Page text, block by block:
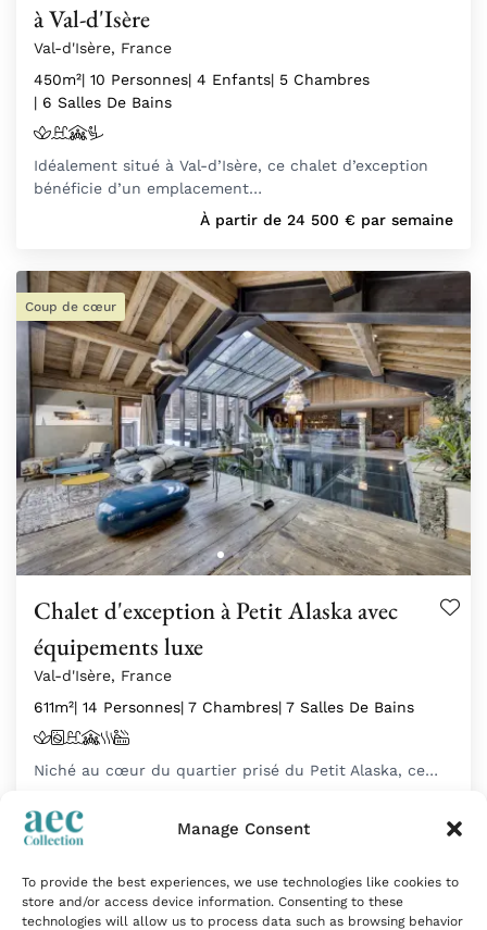
Manage Consent
To provide the best experiences, we use technologies like cookies to
store and/or access device information. Consenting to these
technologies will allow us to process data such as browsing behavior
à Val-d'Isère
Val-d'Isère, France
450m²| 10 Personnes| 4 Enfants| 5 Chambres
| 6 Salles De Bains
Idéalement situé à Val-d’Isère, ce chalet d’exception
bénéficie d’un emplacement…
À partir de 24 500 € par semaine
Coup de cœur
Chalet d'exception à Petit Alaska avec
équipements luxe
Val-d'Isère, France
611m²| 14 Personnes| 7 Chambres| 7 Salles De Bains
Niché au cœur du quartier prisé du Petit Alaska, ce…